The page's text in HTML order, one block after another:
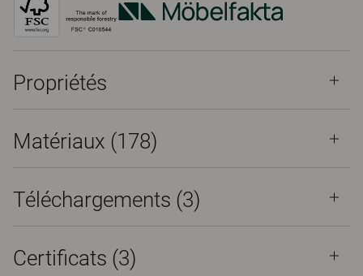
Propriétés
Matériaux (178)
Téléchargements (3)
Certificats (3)